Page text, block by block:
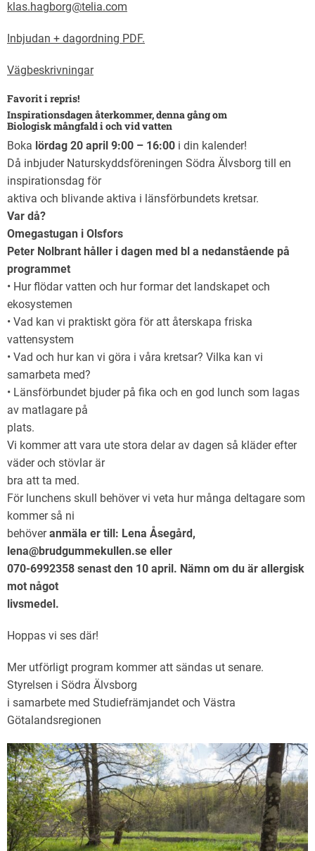
klas.hagborg@telia.com
Inbjudan + dagordning PDF.
Vägbeskrivningar
Favorit i repris!
Inspirationsdagen återkommer, denna gång om
Biologisk mångfald i och vid vatten
Boka lördag 20 april 9:00 – 16:00 i din kalender!
Då inbjuder Naturskyddsföreningen Södra Älvsborg till en
inspirationsdag för
aktiva och blivande aktiva i länsförbundets kretsar.
Var då?
Omegastugan i Olsfors
Peter Nolbrant håller i dagen med bl a nedanstående på
programmet
• Hur flödar vatten och hur formar det landskapet och
ekosystemen
• Vad kan vi praktiskt göra för att återskapa friska
vattensystem
• Vad och hur kan vi göra i våra kretsar? Vilka kan vi
samarbeta med?
• Länsförbundet bjuder på fika och en god lunch som lagas
av matlagare på
plats.
Vi kommer att vara ute stora delar av dagen så kläder efter
väder och stövlar är
bra att ta med.
För lunchens skull behöver vi veta hur många deltagare som
kommer så ni
behöveranmäla er till: Lena Åsegård,
lena@brudgummekullen.se eller
070-6992358 senast den 10 april. Nämn om du är allergisk
mot något
livsmedel.
Hoppas vi ses där!
Mer utförligt program kommer att sändas ut senare.
Styrelsen i Södra Älvsborg
i samarbete med Studiefrämjandet och Västra
Götalandsregionen